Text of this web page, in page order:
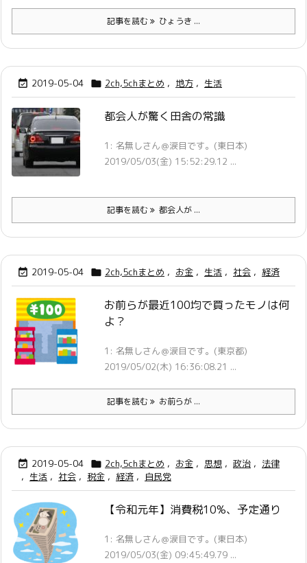
記事を読む ひょうき ...
 2019-05-04  2ch,5chまとめ , 地方 , 生活
都会人が驚く田舎の常識
1: 名無しさん＠涙目です。(東日本)
2019/05/03(金) 15:52:29.12 ...
記事を読む 都会人が ...
 2019-05-04  2ch,5chまとめ , お金 , 生活 , 社会 , 経済
お前らが最近100均で買ったモノは何
よ？
1: 名無しさん＠涙目です。(東京都)
2019/05/02(木) 16:36:08.21 ...
記事を読む お前らが ...
 2019-05-04  2ch,5chまとめ , お金 , 思想 , 政治 , 法律
, 生活 , 社会 , 税金 , 経済 , 自民党
【令和元年】消費税10%、予定通り
1: 名無しさん＠涙目です。(東日本)
2019/05/03(金) 09:45:49.79 ...